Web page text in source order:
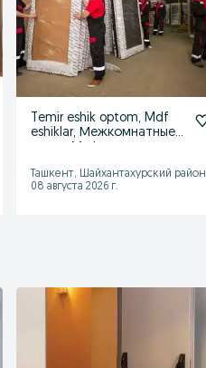
Temir eshik optom, Mdf
eshiklar, Межкомнатные
Ташкент, Шайхантахурский район
08 августа 2026 г.